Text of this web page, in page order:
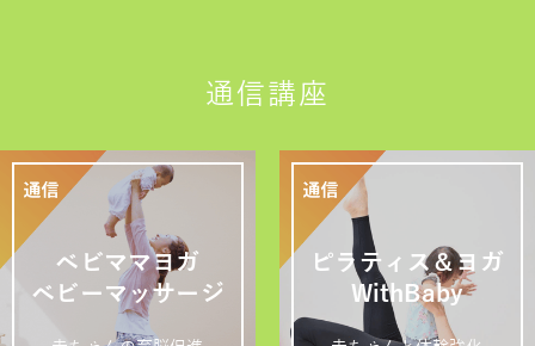
通信講座
ベビママヨガ
ベビーマッサージ
ピラティス＆ヨガ
WithBaby